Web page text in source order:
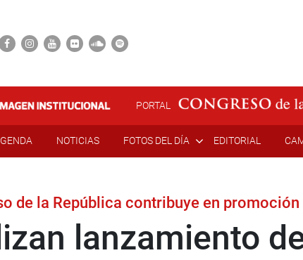
PORTAL
NOTICIAS FOTOS DEL DÍA EDITORIAL
de la República contribuye en
lanzamiento